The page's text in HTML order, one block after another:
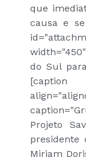
que
causa e
do Sul
Projeto
presidente
Miriam